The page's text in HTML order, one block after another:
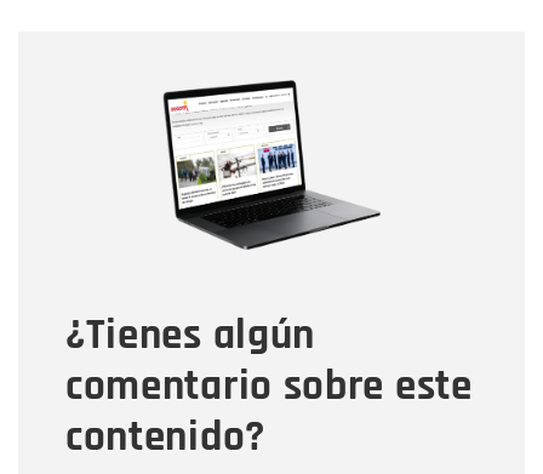
¿Tienes algún
comentario sobre este
contenido?
Correo electrónico
Tipo de comentario
Mensaje